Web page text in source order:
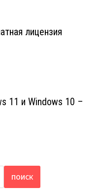
лицензия
11 и Windows 10 –
ПОИСК